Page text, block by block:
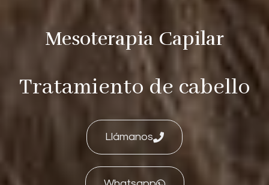
Mesoterapia Capilar
Tratamiento de cabello
Llámanos